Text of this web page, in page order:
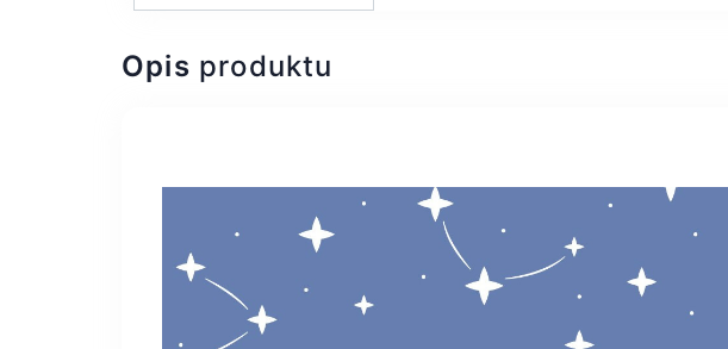
Opis produktu